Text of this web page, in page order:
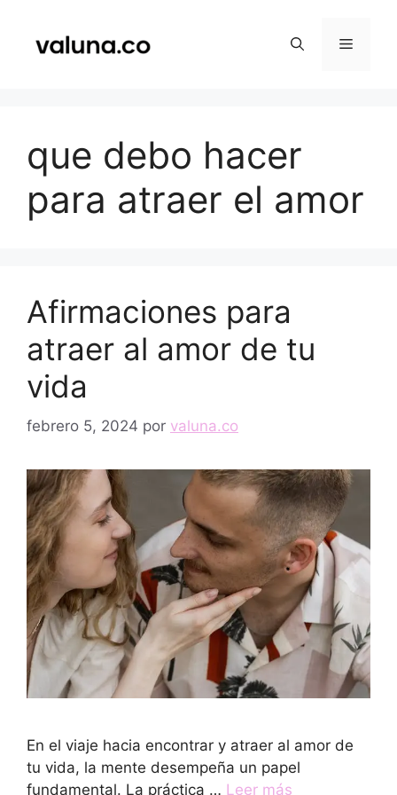
contenido
Menú
que debo hacer
para atraer el amor
Afirmaciones para
atraer al amor de tu
vida
febrero 5, 2024 por valuna.co
En el viaje hacia encontrar y atraer al amor de
tu vida, la mente desempeña un papel
fundamental. La práctica … Leer más